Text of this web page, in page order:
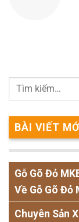
BÀI VIẾT MỚI
Gỗ Gõ Đỏ
Về Gỗ Gõ Đỏ
Chuyên Sản